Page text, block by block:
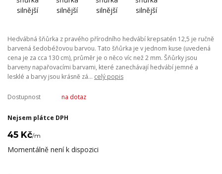
Hedvábná šňůrka z pravého přírodního hedvábí krepsatén 12,5 je ručně
barvená šedobéžovou barvou. Tato šňůrka je v jednom kuse (uvedená
cena je za cca 130 cm), průměr je o něco víc než 2 mm. Šňůrky jsou
barveny napařovacími barvami, které zanechávají hedvábí jemné a
lesklé a barvy jsou krásně zá... celý popis
Dostupnost na dotaz
Nejsem plátce DPH
45 Kč/m
Momentálně není k dispozici